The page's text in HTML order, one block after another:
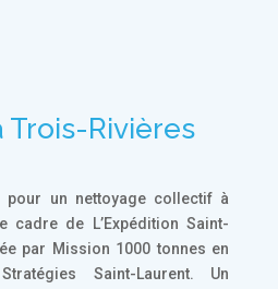
Trois-Rivières
pour un nettoyage collectif à
cadre de L’Expédition Saint-
par Mission 1000 tonnes en
Saint-Laurent. Un